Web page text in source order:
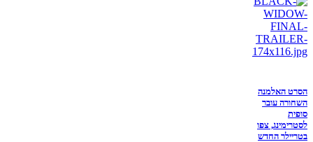
הסרט האלמנה
השחורה עובר
סופית
לסטרימינג, צפו
בטריילר החדש